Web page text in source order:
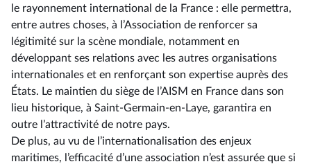
le rayonnement international de la France : elle permettra,
entre autres choses, à l’Association de renforcer sa
légitimité sur la scène mondiale, notamment en
développant ses relations avec les autres organisations
internationales et en renforçant son expertise auprès des
États. Le maintien du siège de l’AISM en France dans son
lieu historique, à Saint-Germain-en-Laye, garantira en
outre l’attractivité de notre pays.
De plus, au vu de l’internationalisation des enjeux
maritimes, l’efficacité d’une association n’est assurée que si